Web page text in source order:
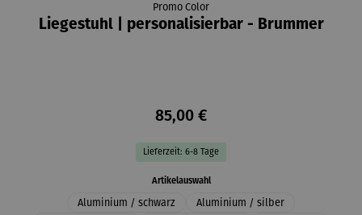
Promo Color
Liegestuhl | personalisierbar - Brummer
85,00 €
Lieferzeit: 6-8 Tage
Artikelauswahlauswählen
Aluminium / schwarz
Aluminium / silber